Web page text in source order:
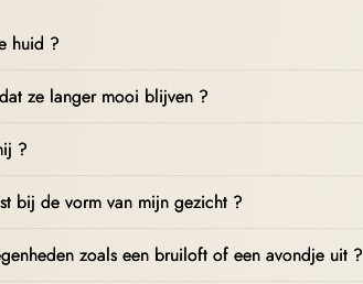
huid ?
ze langer mooi blijven ?
?
bij de vorm van mijn gezicht ?
zoals een bruiloft of een avondje uit ?